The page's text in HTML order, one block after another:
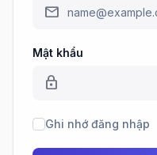
mail
Mật khẩu
lock
Ghi nhớ đăng nhập